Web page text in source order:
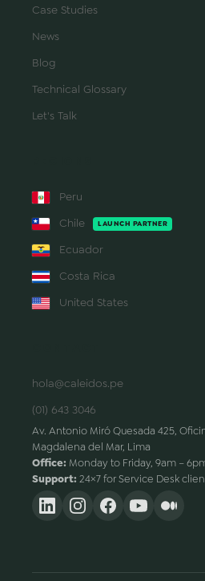
Case Studies
News
Blog
Technical Glossary
Let's Talk
Peru
Chile
LAUNCH PARTNER
Ecuador
Costa Rica
United States
hola@caleidos.pe
(01) 643 3046
Av. Antonio Miró Quesada 425,
Magdalena del Mar, Lima
Office: Monday to Friday, 9am –
Support: 24×7 for Service Desk